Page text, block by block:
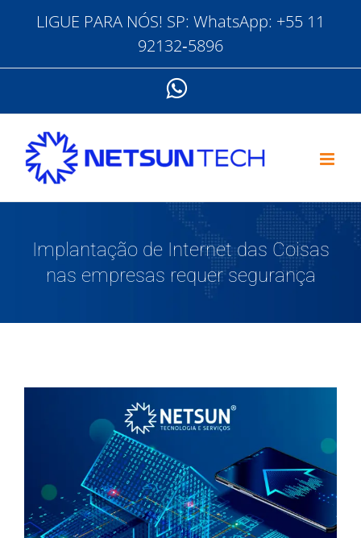
LIGUE PARA NÓS! SP: WhatsApp: ‪+55 11
92132‑5896‬
WhatsApp
Implantação de Internet das Coisas
nas empresas requer segurança